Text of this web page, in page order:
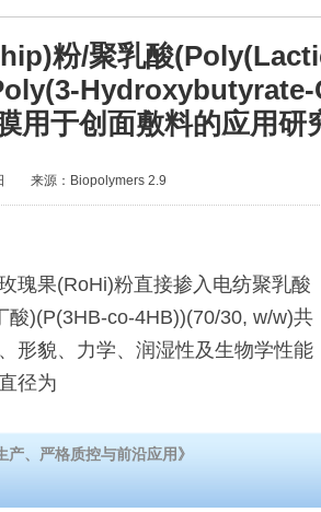
粉/聚乳酸
用于创面敷料的应用研
来源：Biopolymers 2.9
果(RoHi)粉直接掺入电纺聚乳酸
)(P(3HB-co-4HB))(70/30, w/w)共
形貌、力学、润湿性及生物学性能
径为
、严格质控与前沿应用》